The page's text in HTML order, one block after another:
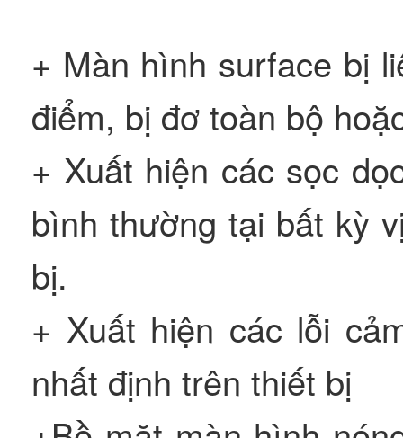
+ Màn hình surface bị
điểm, bị đơ toàn bộ
+ Xuất hiện các sọc
bình thường tại bất kỳ
bị.
+ Xuất hiện các lỗi
nhất định trên thiết bị